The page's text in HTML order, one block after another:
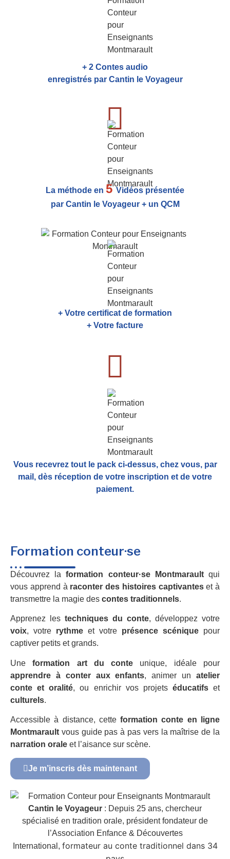
+ 2 Contes audio
enregistrés par Cantin le Voyageur
La méthode en 5Vidéos présentée
par Cantin le Voyageur + un QCM
+ Votre certificat de formation
+ Votre facture
Vous recevrez tout le pack ci-dessus, chez vous, par
mail, dès réception de votre inscription et de votre
paiement.
Formation conteur·se
Découvrez laformation conteur·se Montmaraultqui
vous apprend à raconter des histoires captivanteset à
transmettre la magie des contes traditionnels.
Apprenez les techniques du conte, développez votre
voix, votre rythme et votre présence scénique pour
captiver petits et grands.
Uneformation art du conte unique, idéale pour
apprendre à conter aux enfants, animer unatelier
conte et oralité, ou enrichir vos projets éducatifset
culturels.
Accessible à distance, cetteformation conte en ligne
Montmarault vous guide pas à pas vers la maîtrise de la
narration orale et l’aisance sur scène.
Je m’inscris dès maintenant
Cantin le Voyageur : Depuis 25 ans, chercheur
spécialisé en tradition orale, président fondateur de
l’Association Enfance & Découvertes
International, formateur au conte traditionnel dans 34